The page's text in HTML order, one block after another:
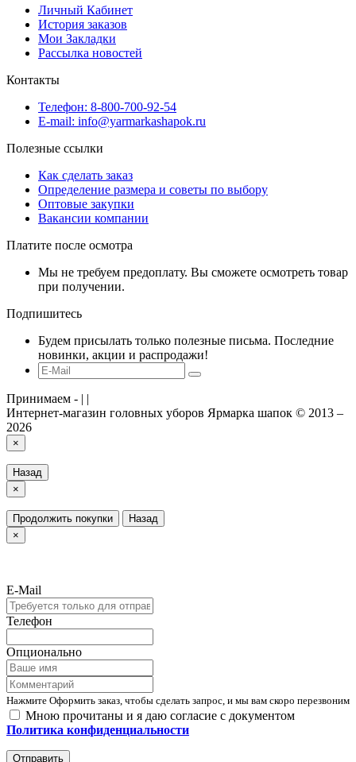
Личный Кабинет
История заказов
Мои Закладки
Рассылка новостей
Контакты
Телефон: 8-800-700-92-54
E-mail: info@yarmarkashapok.ru
Полезные ссылки
Как сделать заказ
Определение размера и советы по выбору
Оптовые закупки
Вакансии компании
Платите после осмотра
Мы не требуем предоплату. Вы сможете осмотреть товар
при получении.
Подпишитесь
Будем присылать только полезные письма. Последние
новинки, акции и распродажи!
Принимаем - | |
Интернет-магазин головных уборов Ярмарка шапок © 2013 –
2026
×
Назад
×
Продолжить покупки
Назад
×
E-Mail
Телефон
Опционально
Нажмите Оформить заказ, чтобы сделать запрос, и мы вам скоро перезвоним
Мною прочитаны и я даю согласие с документом
Политика конфиденциальности
Отправить